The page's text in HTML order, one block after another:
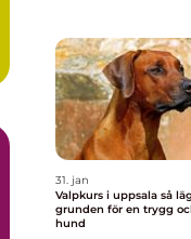
31. jan
Valpkurs i uppsala så lägger du
grunden för en trygg
hund